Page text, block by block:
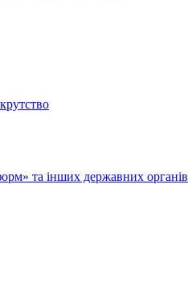
та інших державних органів